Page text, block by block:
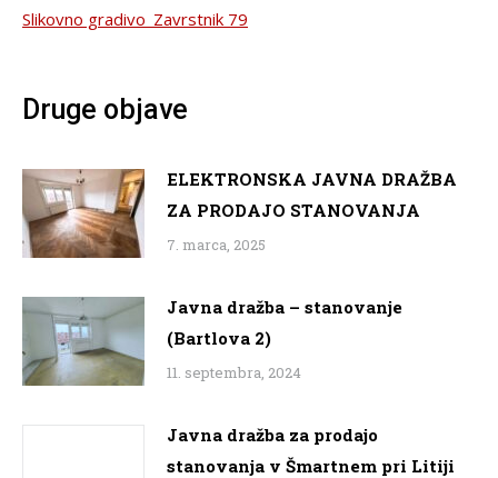
Slikovno gradivo_Zavrstnik 79
Druge objave
ELEKTRONSKA JAVNA DRAŽBA
ZA PRODAJO STANOVANJA
7. marca, 2025
Javna dražba – stanovanje
(Bartlova 2)
11. septembra, 2024
Javna dražba za prodajo
stanovanja v Šmartnem pri Litiji